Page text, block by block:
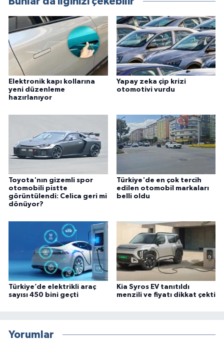
Elektronik kapı kollarına
yeni düzenleme
hazırlanıyor
Yapay zeka çip krizi
otomotivi vurdu
Toyota'nın gizemli spor
otomobili pistte
görüntülendi: Celica geri mi
dönüyor?
Türkiye'de en çok tercih
edilen otomobil markaları
belli oldu
Türkiye’de elektrikli araç
sayısı 450 bini geçti
Kia Syros EV tanıtıldı
menzili ve fiyatı dikkat çekti
Yorumlar